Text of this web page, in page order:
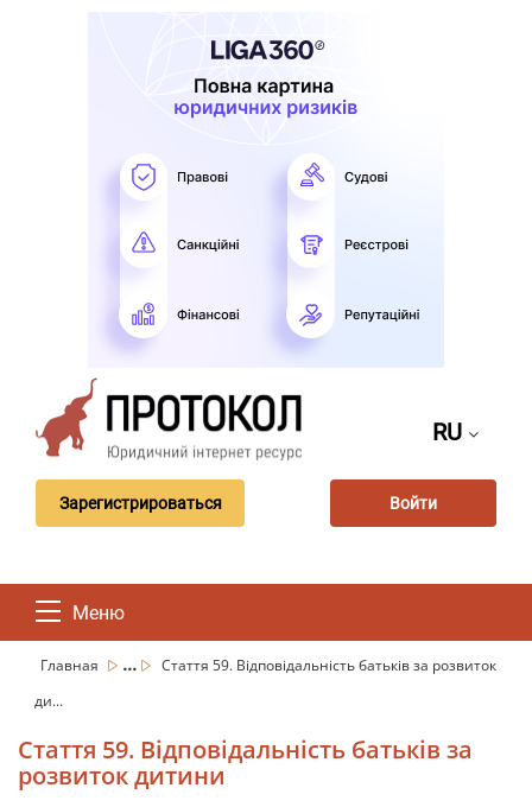
RU
Зарегистрироваться Войти
Меню
Главная ...
Стаття 59. Відповідальність батьків за розвиток
ди...
Стаття 59. Відповідальність батьків за
розвиток дитини